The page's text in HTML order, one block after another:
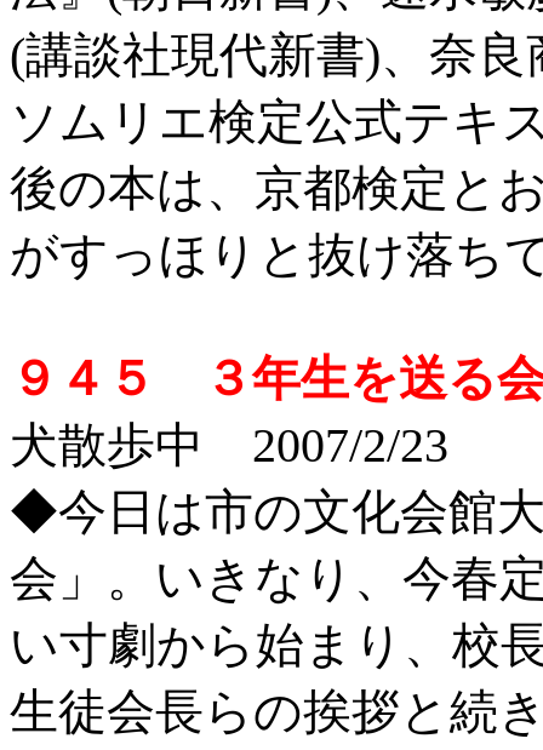
(講談社現代新書)、奈
ソムリエ検定公式テキ
後の本は、京都検定と
がすっほりと抜け落ち
９４５ ３年生を送る
犬散歩中 2007/2/23
◆今日は市の文化会館
会」。いきなり、今春
い寸劇から始まり、校
生徒会長らの挨拶と続